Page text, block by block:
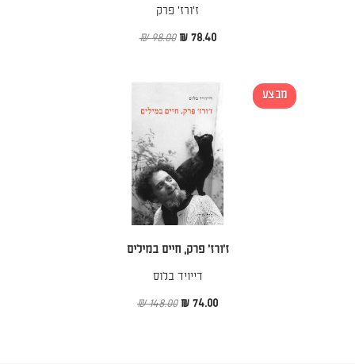
ז'ורז' פרק
78.40 ₪
98.00 ₪
ז'ורז' פרק, חיים במילים
דייויד בלוס
74.00 ₪
148.00 ₪
מבצע